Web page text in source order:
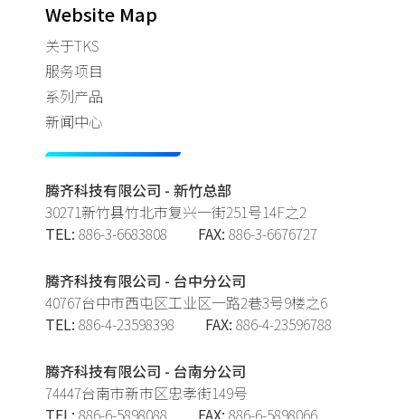
Website Map
关于TKS
服务项目
系列产品
新闻中心
腾齐科技有限公司 - 新竹总部
30271新竹县竹北市复兴一街251号14F之2
TEL: 886-3-6683808 FAX: 886-3-6676727
腾齐科技有限公司 - 台中分公司
40767台中市西屯区工业区一路2巷3号9楼之6
TEL: 886-4-23598398 FAX: 886-4-23596788
腾齐科技有限公司 - 台南分公司
74447台南市新市区忠孝街149号
TEL: 886-6-5898088 FAX: 886-6-5898066